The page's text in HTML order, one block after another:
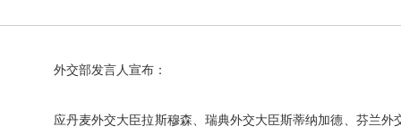
外交部发言人宣布：
应丹麦外交大臣拉斯穆森、瑞典外交大臣斯蒂纳加德、芬兰